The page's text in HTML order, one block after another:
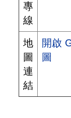
專
線
地
圖
連
結
開啟
圖